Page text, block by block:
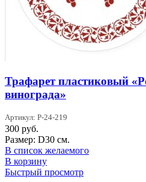
Трафарет пластиковый
винограда»
Артикул: Р-24-219
300 руб.
Размер: D30 см.
В список желаемого
В корзину
Быстрый просмотр